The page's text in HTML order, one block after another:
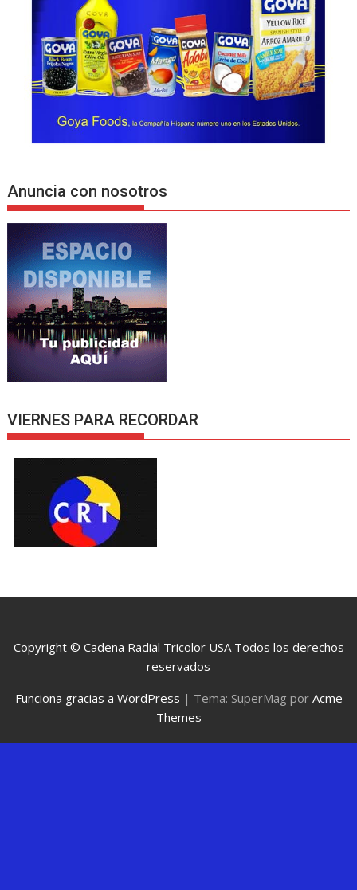
Anuncia con nosotros
VIERNES PARA RECORDAR
Copyright © Cadena Radial Tricolor USA Todos los derechos
reservados
Funciona gracias a WordPress | Tema: SuperMag por Acme
Themes